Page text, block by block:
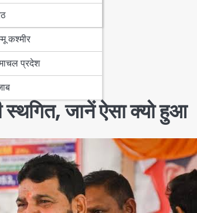
कश्मीर
प्रदेश
जानें ऐसा क्यो हुआ